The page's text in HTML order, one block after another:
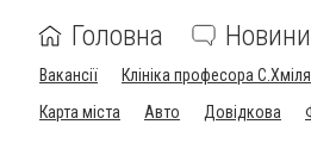
Головна Новини
Вакансії Клініка професора С.Хміля
Карта міста
Авто Довідкова